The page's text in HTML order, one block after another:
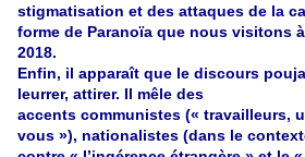
stigmatisation et des attaques de la
forme de Paranoïa que nous visitons
2018.
Enfin, il apparaît que le discours
leurrer, attirer. Il mêle des
accents communistes (« travailleurs,
vous »), nationalistes (dans le